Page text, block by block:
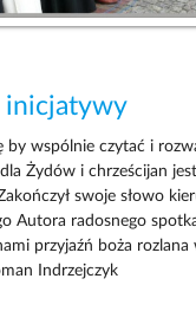
inicjatywy
by wspólnie czytać i
Żydów i chrześcijan
swoje słowo
Autora radosnego
przyjaźń boża rozlana
Indrzejczyk